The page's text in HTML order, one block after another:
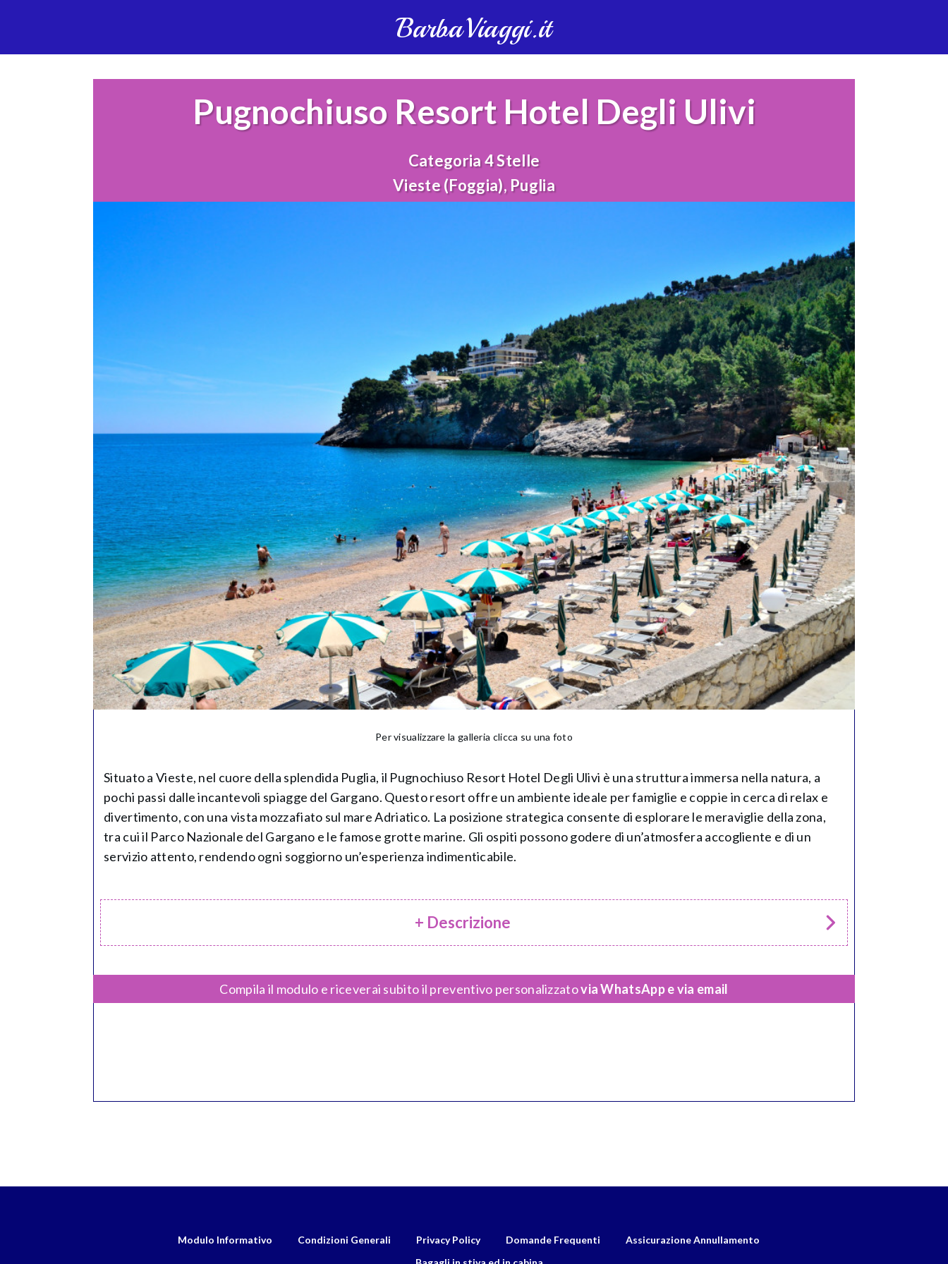
BarbaViaggi.it
Pugnochiuso Resort Hotel Degli Ulivi
Categoria 4 Stelle
Vieste (Foggia), Puglia
Per visualizzare la galleria clicca su una foto
Situato a Vieste, nel cuore della splendida Puglia, il Pugnochiuso Resort Hotel Degli Ulivi è una struttura immersa nella natura, a
pochi passi dalle incantevoli spiagge del Gargano. Questo resort offre un ambiente ideale per famiglie e coppie in cerca di relax e
divertimento, con una vista mozzafiato sul mare Adriatico. La posizione strategica consente di esplorare le meraviglie della zona,
tra cui il Parco Nazionale del Gargano e le famose grotte marine. Gli ospiti possono godere di un’atmosfera accogliente e di un
servizio attento, rendendo ogni soggiorno un’esperienza indimenticabile.
+ Descrizione
Compila il modulo e riceverai subito il preventivo personalizzatovia WhatsApp e via email
Modulo Informativo Condizioni Generali Privacy Policy Domande Frequenti
Assicurazione Annullamento